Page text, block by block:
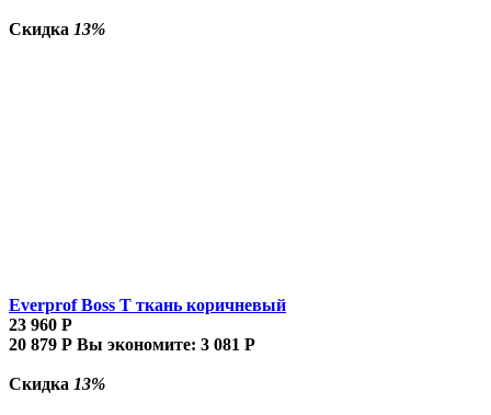
Скидка 13%
Everprof Boss Т ткань коричневый
23 960 Р
20 879 Р Вы экономите: 3 081 Р
Скидка 13%